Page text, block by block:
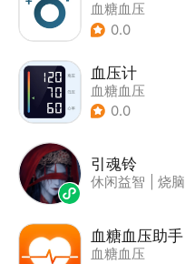
血糖血压
0.0
血压计
血糖血压
0.0
引魂铃
休闲益智 烧脑
血糖血压助手
血糖血压